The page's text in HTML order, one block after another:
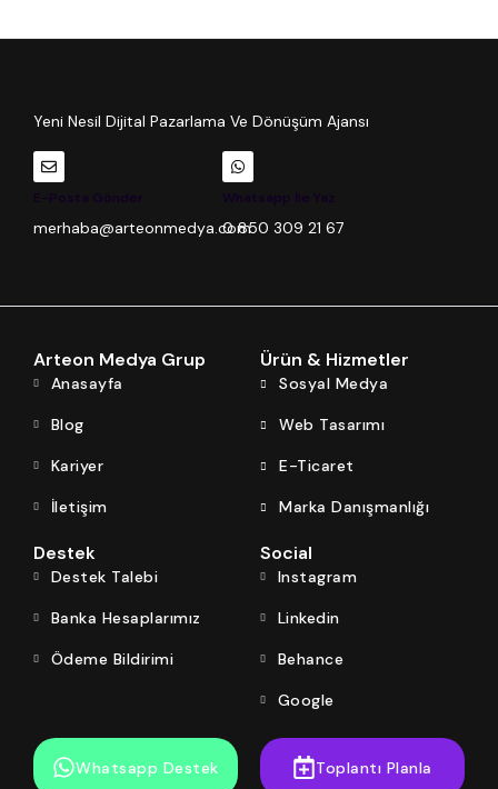
Yeni Nesil Dijital Pazarlama Ve Dönüşüm Ajansı
merhaba@arteonmedya.com0 850 309 21 67
Arteon Medya Grup
Anasayfa
Blog
Kariyer
İletişim
Ürün & Hizmetler
Sosyal Medya
Web Tasarımı
E-Ticaret
Marka Danışmanlığı
Destek
Destek Talebi
Banka Hesaplarımız
Ödeme Bildirimi
Social
Instagram
Linkedin
Behance
Google
Whatsapp Destek Toplantı Planla